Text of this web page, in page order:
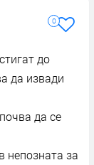
0
до
да извади
да се
непозната за